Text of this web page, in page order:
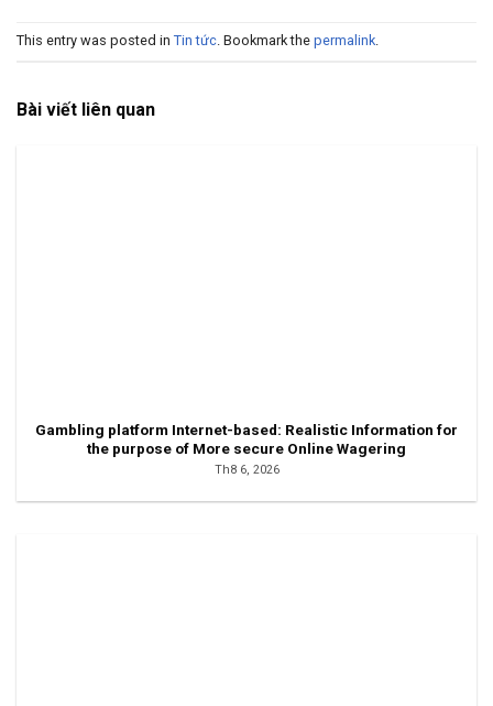
This entry was posted in Tin tức. Bookmark the permalink.
Bài viết liên quan
Gambling platform Internet-based: Realistic Information for
the purpose of More secure Online Wagering
Th8 6, 2026